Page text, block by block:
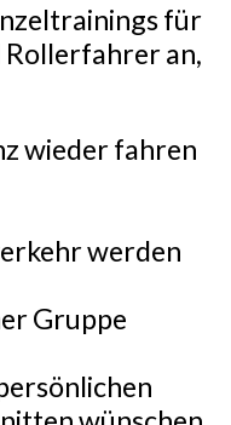
für
an,
wieder fahren
werden
Gruppe